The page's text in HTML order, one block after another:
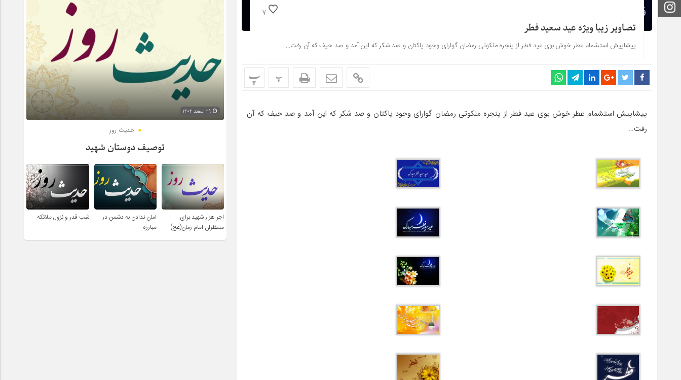
اینستاگرام
7
تصاویر زیبا ویژه عید سعید فطر
پیشاپیش استشمام عطر خوش بوی عید فطر از پنجره ملکوتی رمضان گوارای وجود پاکتان و صد شکر که این آمد و صد حیف که آن رفت…
پ پ
پیشاپیش استشمام عطر خوش بوی عید فطر از پنجره ملکوتی رمضان گوارای وجود پاکتان و صد شکر که این آمد و صد حیف که آن
رفت…
حدیث روز
توصیف دوستان شهید
اجر هزار شهید برای
منتظران امام زمان(عج)
امان ندادن به دشمن در
مبارزه
شب قدر و نزول ملائکه